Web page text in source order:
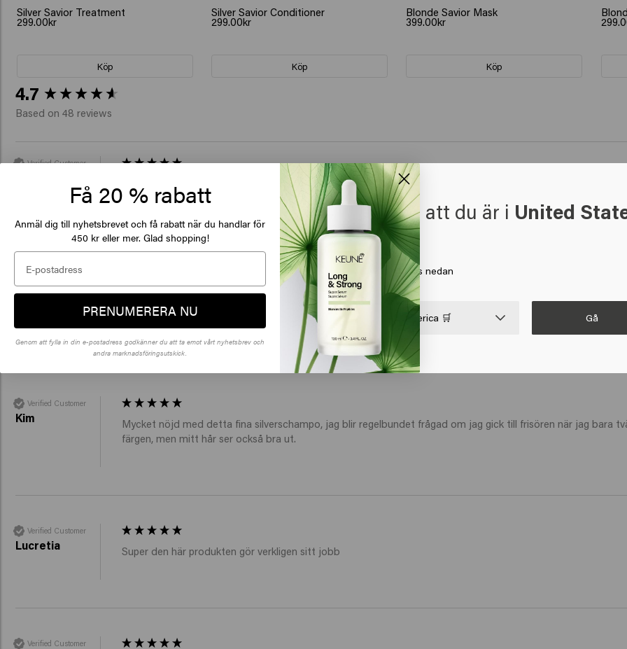
Silver Savior Treatment
299.00kr
Köp
Silver Savior Conditioner
299.00kr
Köp
Blonde Savior Mask
399.00kr
Köp
4.7
Based on 48 reviews
Verified Customer
Mycket nöjd med mitt schampo! Jag har varit en beundrare av keune i flera år och fortfarande nöjd med de
Verified Customer
Noémie
Jag är nöjd med detta schampo, jag har använt det i flera år.
Jag hade svårt att hitta ett schampo.
Verified Customer
Kim
Mycket nöjd med detta fina silverschampo, jag blir regelbundet frågad om jag gick till frisören när jag bara
färgen, men mitt hår ser också bra ut.
Verified Customer
Lucretia Super den här produkten gör verkligen sitt jobb
Verified Customer
New content loaded
Det verkar som att du är i United
of America
Klicka på Gå eller välj din plats nedan
🇺🇸 United States of America 🛒 Gå
Få 20 % rabatt
Anmäl dig till nyhetsbrevet och få rabatt när du handlar för
450 kr eller mer. Glad shopping!
PRENUMERERA NU
Genom att fylla in din e-postadress godkänner du att ta emot vårt nyhetsbrev och
andra marknadsföringsutskick.